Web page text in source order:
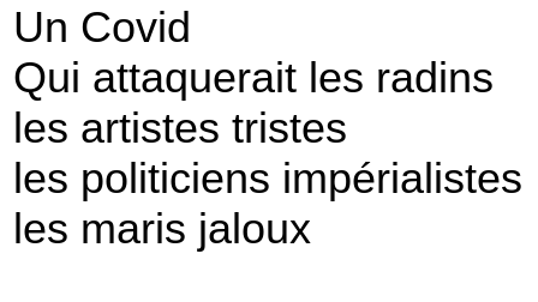
Un Covid
Qui attaquerait les radins
les artistes tristes
les politiciens impérialistes
les maris jaloux